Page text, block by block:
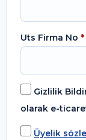
Uts Firma No *
Gizlilik
olarak e-
Üyelik